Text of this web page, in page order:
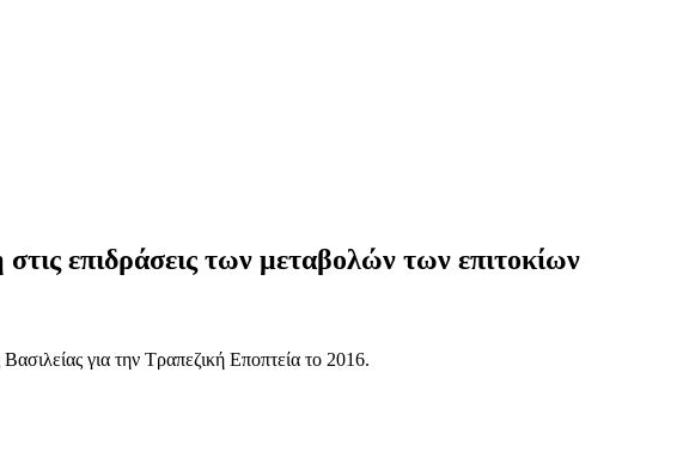
επιδράσεις των μεταβολών των επιτοκίων
για την Τραπεζική Εποπτεία το 2016.